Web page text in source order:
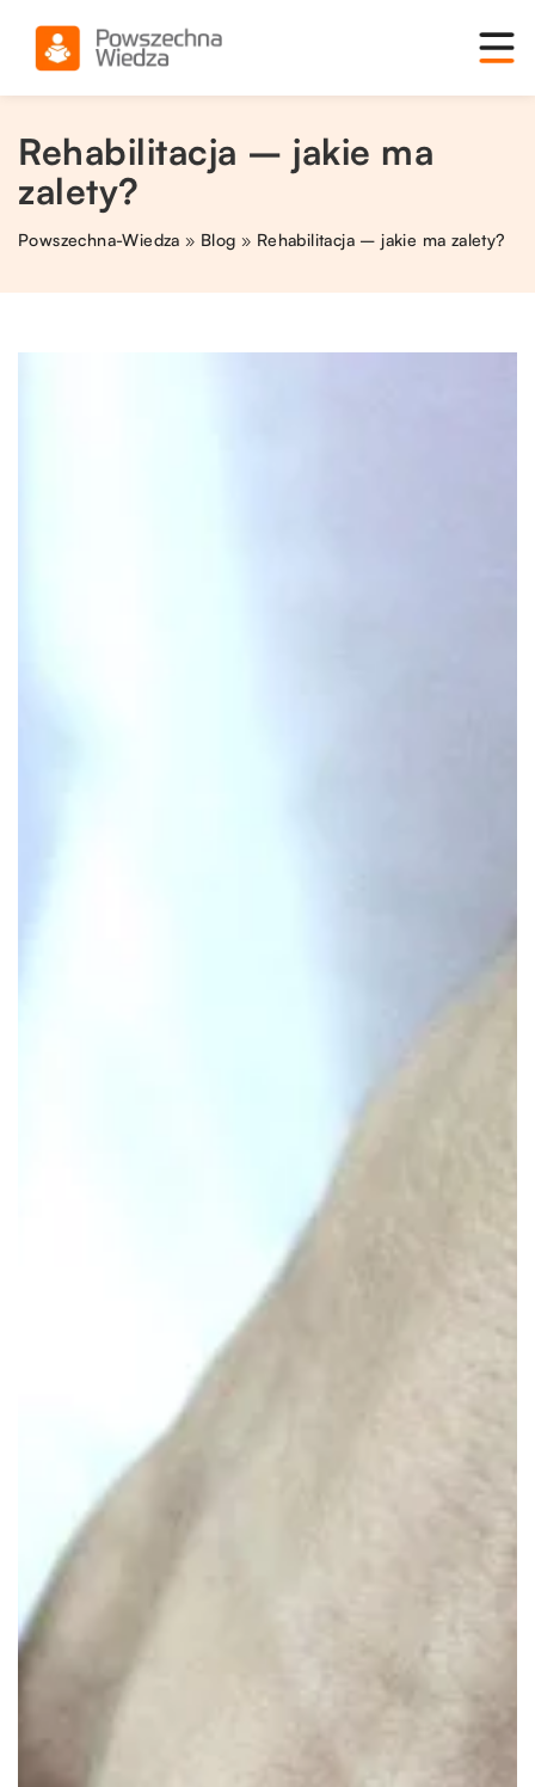
Rehabilitacja – jakie ma
zalety?
Powszechna-Wiedza » Blog » Rehabilitacja – jakie ma zalety?